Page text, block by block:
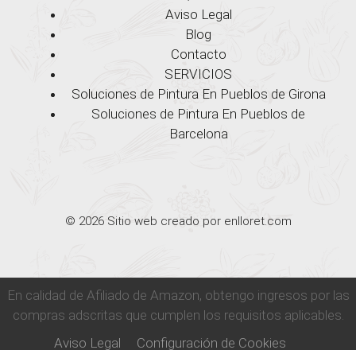
Aviso Legal
Blog
Contacto
SERVICIOS
Soluciones de Pintura En Pueblos de Girona
Soluciones de Pintura En Pueblos de
Barcelona
© 2026 Sitio web creado por enlloret.com
En calidad de Afiliado de Amazon, obtengo ingresos por las
compras adscritas que cumplen los requisitos aplicables.
Aviso Legal
Configuración de Cookies